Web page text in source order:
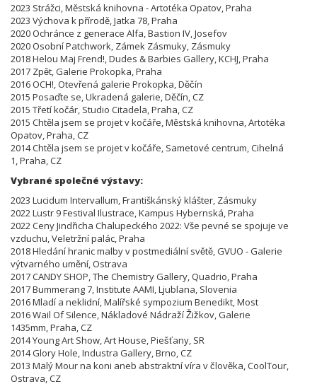
2023 Strážci, Městská knihovna - Artotéka Opatov, Praha
2023 Výchova k přírodě, Jatka 78, Praha
2020 Ochránce z generace Alfa, Bastion IV, Josefov
2020 Osobní Patchwork, Zámek Zásmuky, Zásmuky
2018 Helou Maj Frend!, Dudes & Barbies Gallery, KCHJ, Praha
2017 Zpět, Galerie Prokopka, Praha
2016 OCH!, Otevřená galerie Prokopka, Děčín
2015 Posaďte se, Ukradená galerie, Děčín, CZ
2015 Třetí kočár, Studio Citadela, Praha, CZ
2015 Chtěla jsem se projet v kočáře, Městská knihovna, Artotéka
Opatov, Praha, CZ
2014 Chtěla jsem se projet v kočáře, Sametové centrum, Cihelná
1, Praha, CZ
Vybrané společné výstavy:
2023 Lucidum Intervallum, Františkánský klášter, Zásmuky
2022 Lustr 9 Festival Ilustrace, Kampus Hybernská, Praha
2022 Ceny Jindřicha Chalupeckého 2022: Vše pevné se spojuje ve
vzduchu, Veletržní palác, Praha
2018 Hledání hranic malby v postmediální světě, GVUO - Galerie
výtvarného umění, Ostrava
2017 CANDY SHOP, The Chemistry Gallery, Quadrio, Praha
2017 Bummerang 7, Institute AAMI, Ljublana, Slovenia
2016 Mladí a neklidní, Malířské sympozium Benedikt, Most
2016 Wail Of Silence, Nákladové Nádraží Žižkov, Galerie
1435mm, Praha, CZ
2014 Young Art Show, Art House, Piešťany, SR
2014 Glory Hole, Industra Gallery, Brno, CZ
2013 Malý Mour na koni aneb abstraktní víra v člověka, CoolTour,
Ostrava, CZ